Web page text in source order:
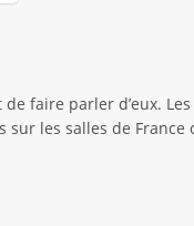
faire parler d’eux.
les salles de